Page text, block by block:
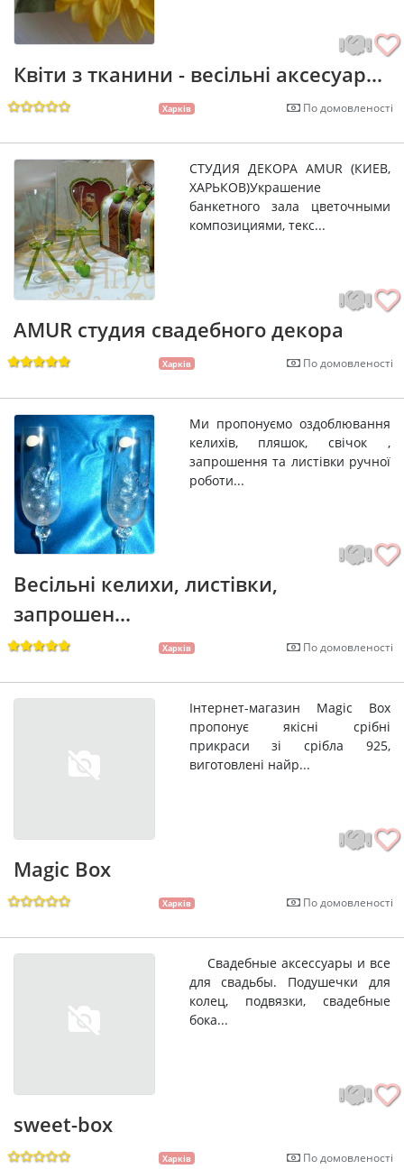
Квіти з тканини - весільні аксесуар...
Харків По домовленості
СТУДИЯ ДЕКОРА AMUR (КИЕВ,
ХАРЬКОВ)Украшение
банкетного зала цветочными
композициями, текс...
AMUR студия свадебного декора
Харків По домовленості
Ми пропонуємо оздоблювання
келихів, пляшок, свічок ,
запрошення та листівки ручної
роботи...
Весільні келихи, листівки,
запрошен...
Харків По домовленості
Інтернет-магазин Magic Box
пропонує якісні срібні
прикраси зі срібла 925,
виготовлені найр...
Magic Box
Харків По домовленості
Свадебные аксессуары и все
для свадьбы. Подушечки для
колец, подвязки, свадебные
бока...
sweet-box
Харків По домовленості